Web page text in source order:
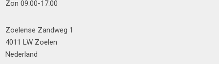
Zon 09.00-17.00
Zoelense Zandweg 1
4011 LW Zoelen
Nederland